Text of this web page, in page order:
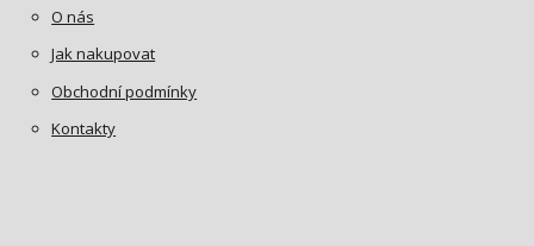
O nás
Jak nakupovat
Obchodní podmínky
Kontakty